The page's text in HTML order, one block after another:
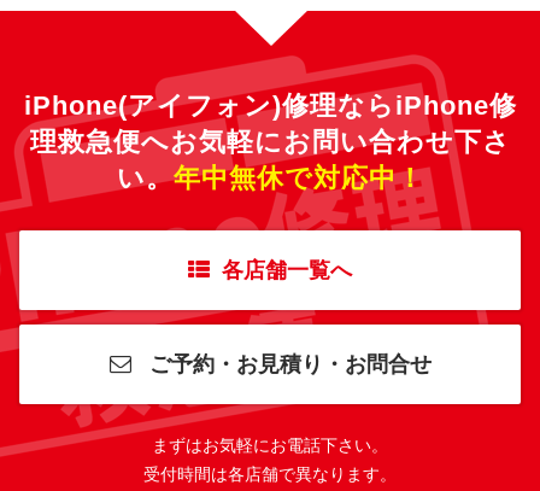
iPhone(アイフォン)修理ならiPhone修
理救急便へお気軽にお問い合わせ下さ
い。年中無休で対応中！
各店舗一覧へ
ご予約・お見積り・お問合せ
まずはお気軽にお電話下さい。
受付時間は各店舗で異なります。